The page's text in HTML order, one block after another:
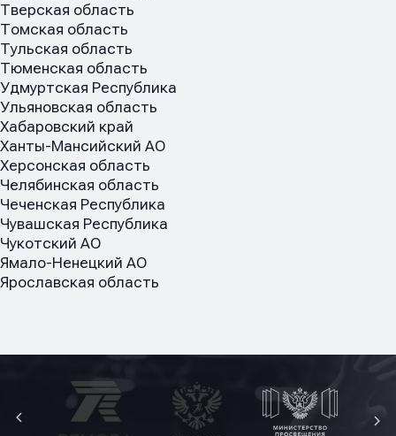
Тверская область
Томская область
Тульская область
Тюменская область
Удмуртская Республика
Ульяновская область
Хабаровский край
Ханты-Мансийский АО
Херсонская область
Челябинская область
Чеченская Республика
Чувашская Республика
Чукотский АО
Ямало-Ненецкий АО
Ярославская область
Нажимая кнопку “Отправить”, вы соглашаетесь с
условиями обработки персональных данных
Нажимая кнопку “Отправить”, вы соглашаетесь с
условиями обработки персональных данных
Нажимая кнопку “Отправить”, вы соглашаетесь с
условиями обработки персональных данных